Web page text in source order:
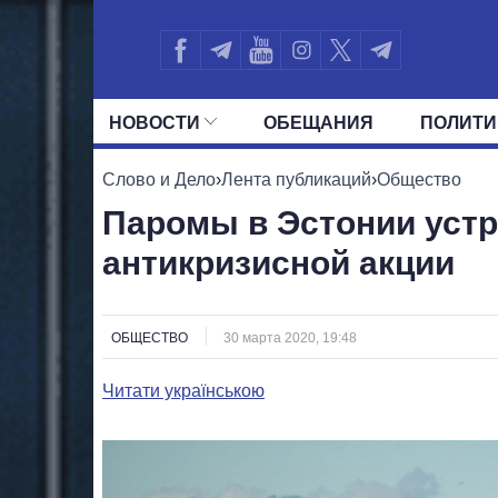
НОВОСТИ ОБЕЩАНИЯ
ВСЕ ПОЛИТИКИ ПРЕЗИДЕНТ И
Слово и Дело›Лента публикаций›Общество
Паромы в Эстонии
антикризисной акции
ОБЩЕСТВО 30 марта 2020, 19:48
Читати українською